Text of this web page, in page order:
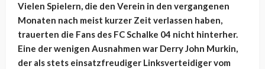
Vielen Spielern, die den Verein in den vergangenen
Monaten nach meist kurzer Zeit verlassen haben,
trauerten die Fans des FC Schalke 04 nicht hinterher.
Eine der wenigen Ausnahmen war Derry John Murkin,
der als stets einsatzfreudiger Linksverteidiger vom